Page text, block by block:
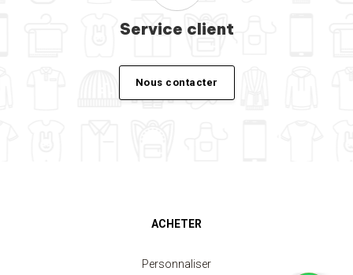
Service client
Nous contacter
ACHETER
Personnaliser